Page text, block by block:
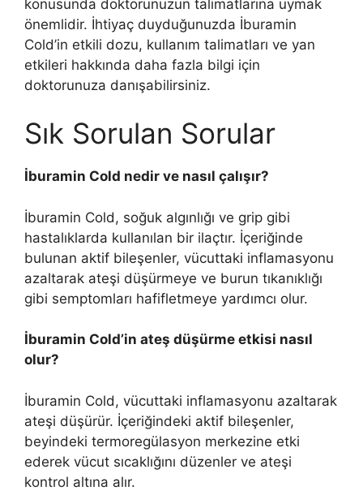
konusunda doktorunuzun talimatlarına uymak
önemlidir. İhtiyaç duyduğunuzda İburamin
Cold’in etkili dozu, kullanım talimatları ve yan
etkileri hakkında daha fazla bilgi için
doktorunuza danışabilirsiniz.
Sık Sorulan Sorular
İburamin Cold nedir ve nasıl çalışır?
İburamin Cold, soğuk algınlığı ve grip gibi
hastalıklarda kullanılan bir ilaçtır. İçeriğinde
bulunan aktif bileşenler, vücuttaki inflamasyonu
azaltarak ateşi düşürmeye ve burun tıkanıklığı
gibi semptomları hafifletmeye yardımcı olur.
İburamin Cold’in ateş düşürme etkisi nasıl
olur?
İburamin Cold, vücuttaki inflamasyonu azaltarak
ateşi düşürür. İçeriğindeki aktif bileşenler,
beyindeki termoregülasyon merkezine etki
ederek vücut sıcaklığını düzenler ve ateşi
kontrol altına alır.